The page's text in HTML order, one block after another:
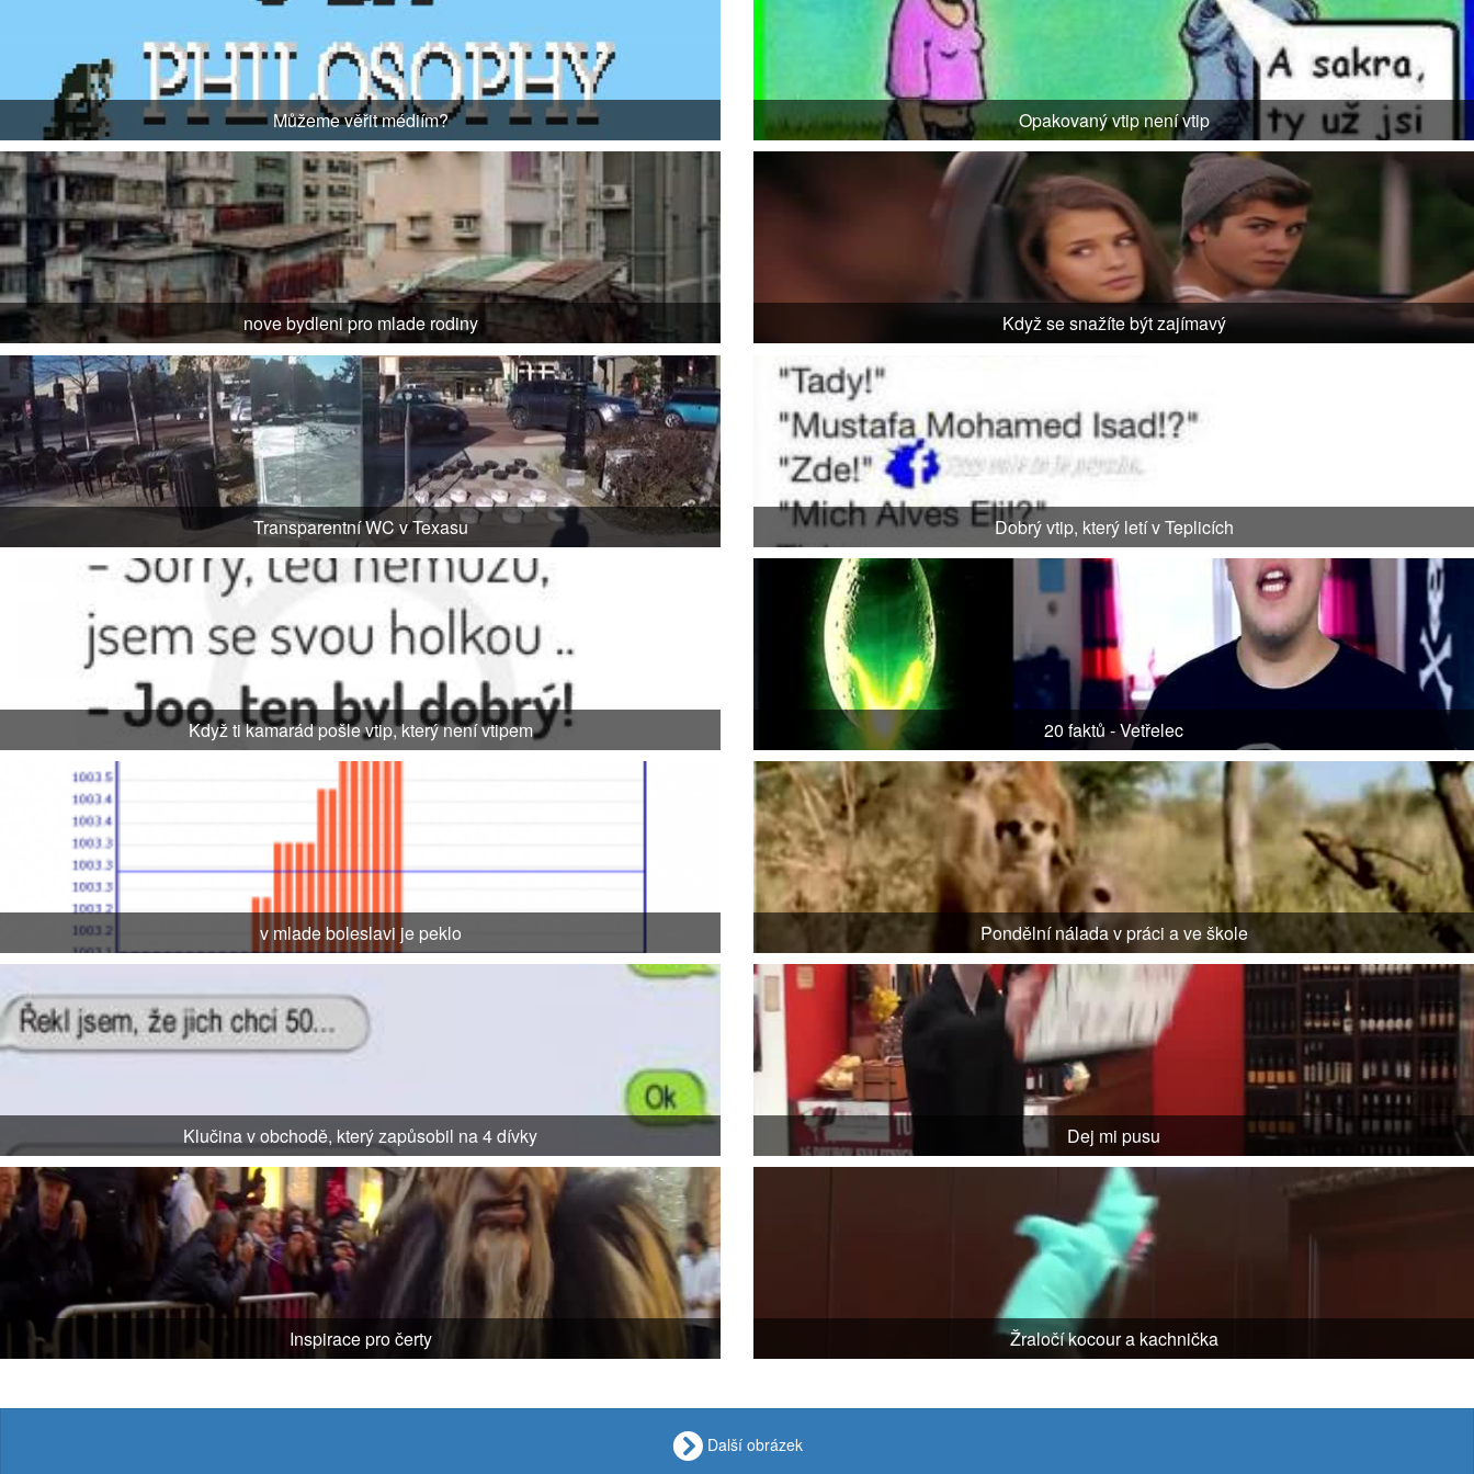
Můžeme věřit médiím? Opakovaný vtip není vtip
nove bydleni pro mlade rodiny Když se snažíte být zajímavý
Transparentní WC v Texasu Dobrý vtip, který letí v Teplicích
Když ti kamarád pošle vtip, který není vtipem 20 faktů - Vetřelec
v mlade boleslavi je peklo Pondělní nálada v práci a ve škole
Klučina v obchodě, který zapůsobil na 4 dívky Dej mi pusu
Inspirace pro čerty Žraločí kocour a kachnička
Další obrázek